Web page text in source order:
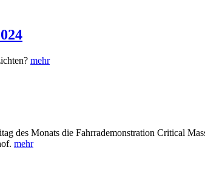
mehr
des Monats die Fahrrademonstration Critical
mehr